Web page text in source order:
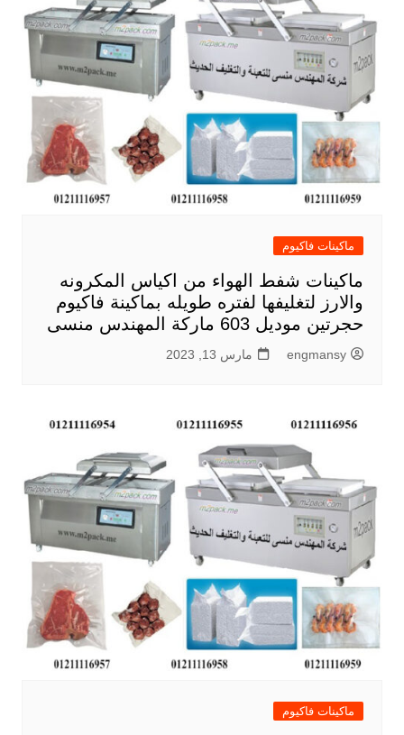
ماكينات فاكيوم
ماكينات شفط الهواء من اكياس المكرونه
والارز لتغليفها لفتره طويله بماكينة فاكيوم
حجرتين موديل 603 ماركة المهندس منسى
engmansy مارس 13, 2023
ماكينات فاكيوم